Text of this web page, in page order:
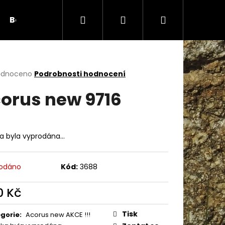
Bambule Háčky Duté vlákno
Hledat PřihlášeníNákupní
košík
Podrobnosti hodnocení
new 9716
byla vyprodána…
Kód: 3688
Kč
: Acorus new AKCE !!!
Tisk